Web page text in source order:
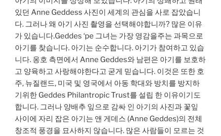
있던 Anne Geddess 사진이 세계의 관심을 사로 잡았습니
다. 그러나 왜 아기 사진 촬영을 선택해야합니까? 많은 이유
가 있습니다.Geddes ‘pe 그녀는 가장 영감을주는 과목으로
아기를 찾습니다. 아기는 순수합니다. 아기가 참여하고 있습
니다. 옹호 측면에서 Anne Geddes와 남편은 아기를 보호하
고 양육하고 사랑해야한다고 굳게 믿습니다. 이것은 또한 호
주, 뉴질랜드, 미국 및 영국에서 아동 학대와 방치를 방지하
기위한 Geddes Philantropic Trust를 설립 한 이유이기도
합니다. 그러나 양배추 잎으로 감싸 인 아기의 사진과 꽃잎
사이에 자리 잡은 아기는 앤 게데스 (Anne Geddes)의 전체
창조적 풍경을 묘사하지 않습니다. 많은 사람들이 모르는 것